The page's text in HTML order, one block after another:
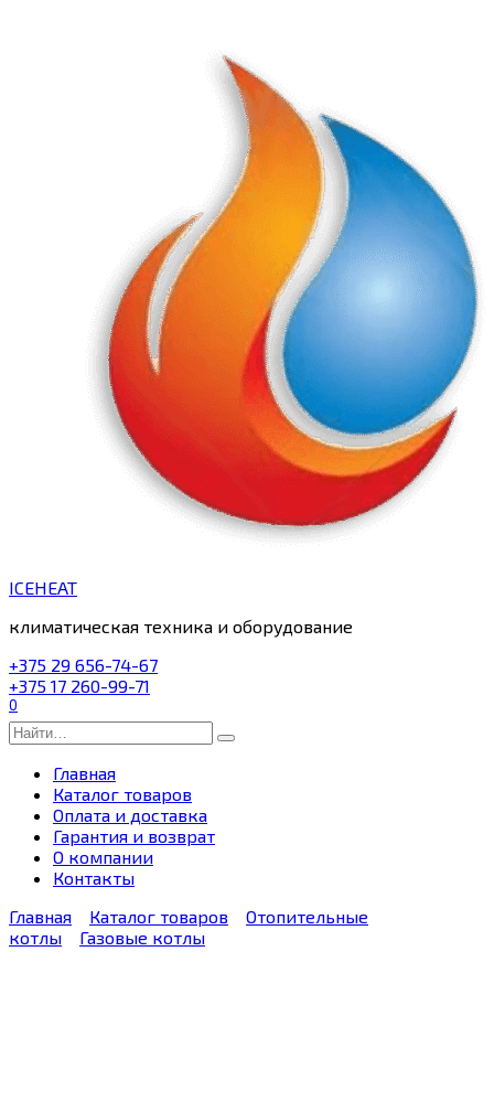
ICEHEAT
климатическая техника и оборудование
+375 29 656-74-67
+375 17 260-99-71
0
Search
for:
Главная
Каталог товаров
Оплата и доставка
Гарантия и возврат
О компании
Контакты
Главная
Каталог товаров
Отопительные
котлы
Газовые котлы